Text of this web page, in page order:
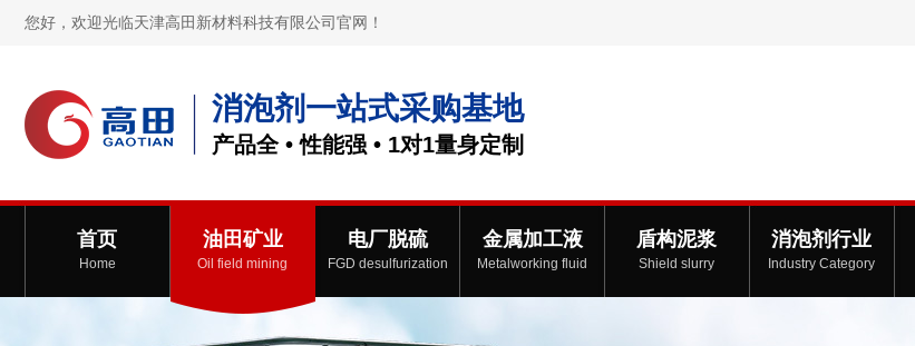
您好，欢迎光临天津高田新材料科技有限公司官网！
消泡剂一站式采购基地
产品全 • 性能强 • 1对1量身定制
首页
Home
油田矿业
Oil field mining
电厂脱硫
FGD desulfurization
金属加工液
Metalworking fluid
盾构泥浆
Shield slurry
消泡剂行业
Industry Category